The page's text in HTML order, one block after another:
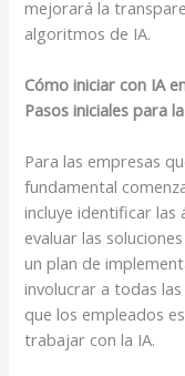
mejorará la
algoritmos de IA.
Cómo iniciar con IA
Pasos iniciales para
Para las empresas
fundamental
incluye identificar las
evaluar las
un plan de
involucrar a todas
que los empleados
trabajar con la IA.